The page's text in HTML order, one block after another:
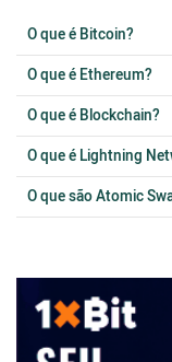
O que é Bitcoin?
O que é Ethereum?
O que é Blockchain?
O que é Lightning
O que são Atomic